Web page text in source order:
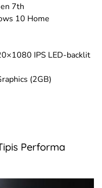
7th
10 Home
IPS LED-backlit
(2GB)
Performa